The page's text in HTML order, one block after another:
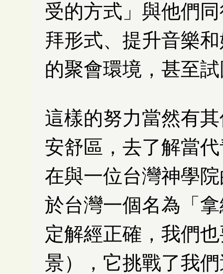
受的方式」與他們
拜形式、提升音樂
的聚會環境，甚至
這樣的努力當然有
安舒區，去了解當
在與一位台灣神學
於台灣一個名為「
定解經正確，我們
景），它挑戰了我